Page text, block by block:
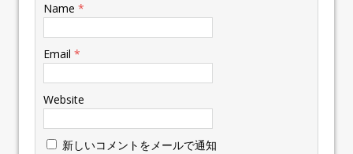
Name *
Email *
Website
新しいコメントをメールで通知